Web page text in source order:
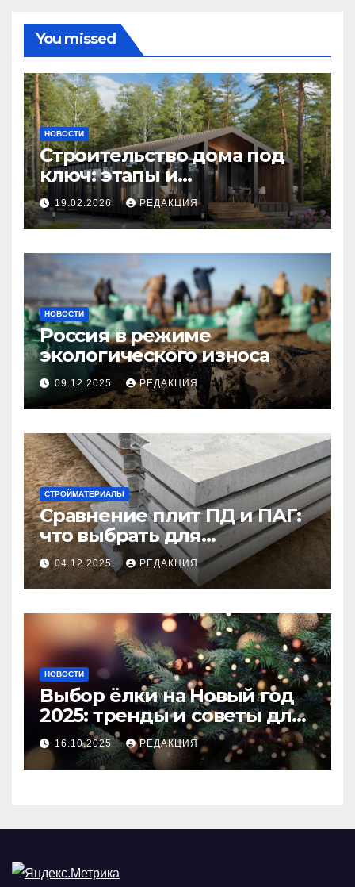
You missed
НОВОСТИ
Строительство дома под
ключ: этапы и
планирование бюджета
19.02.2026 РЕДАКЦИЯ
НОВОСТИ
Россия в режиме
экологического износа
09.12.2025 РЕДАКЦИЯ
СТРОЙМАТЕРИАЛЫ
Сравнение плит ПД и ПАГ:
что выбрать для
долговечного и прочного
покрытия
04.12.2025 РЕДАКЦИЯ
НОВОСТИ
Выбор ёлки на Новый год
2025: тренды и советы для
идеального праздника
16.10.2025 РЕДАКЦИЯ